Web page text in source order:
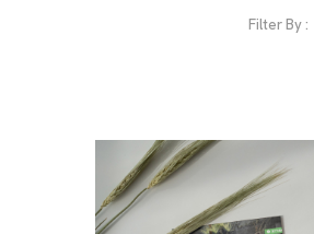
Filter By :